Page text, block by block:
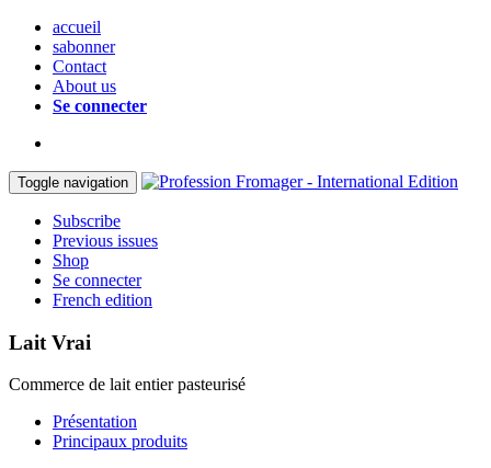
accueil
sabonner
Contact
About us
Se connecter
Toggle navigation
Subscribe
Previous issues
Shop
Se connecter
French edition
Lait Vrai
Commerce de lait entier pasteurisé
Présentation
Principaux produits